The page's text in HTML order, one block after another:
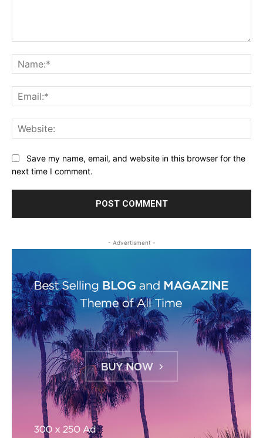
Save my name, email, and website in this browser for the
next time I comment.
- Advertisment -